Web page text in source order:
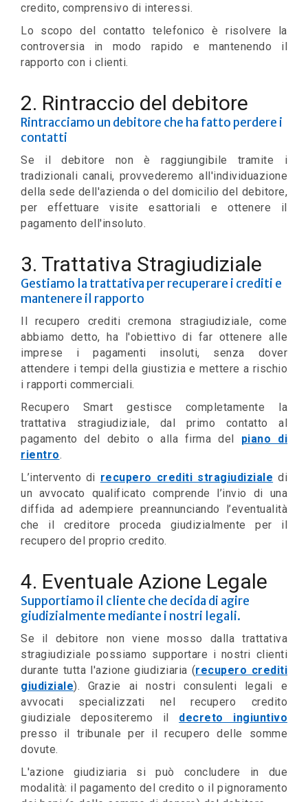
credito, comprensivo di interessi.
Lo scopo del contatto telefonico è risolvere la
controversia in modo rapido e mantenendo il
rapporto con i clienti.
2. Rintraccio del debitore
Rintracciamo un debitore che ha fatto perdere i
contatti
Se il debitore non è raggiungibile tramite i
tradizionali canali, provvederemo all'individuazione
della sede dell'azienda o del domicilio del debitore,
per effettuare visite esattoriali e ottenere il
pagamento dell'insoluto.
3. Trattativa Stragiudiziale
Gestiamo la trattativa per recuperare i crediti e
mantenere il rapporto
Il recupero crediti cremona stragiudiziale, come
abbiamo detto, ha l'obiettivo di far ottenere alle
imprese i pagamenti insoluti, senza dover
attendere i tempi della giustizia e mettere a rischio
i rapporti commerciali.
Recupero Smart gestisce completamente la
trattativa stragiudiziale, dal primo contatto al
pagamento del debito o alla firma del piano di
rientro.
L’intervento di recupero crediti stragiudiziale di
un avvocato qualificato comprende l’invio di una
diffida ad adempiere preannunciando l’eventualità
che il creditore proceda giudizialmente per il
recupero del proprio credito.
4. Eventuale Azione Legale
Supportiamo il cliente che decida di agire
giudizialmente mediante i nostri legali.
Se il debitore non viene mosso dalla trattativa
stragiudiziale possiamo supportare i nostri clienti
durante tutta l'azione giudiziaria (recupero crediti
giudiziale). Grazie ai nostri consulenti legali e
avvocati specializzati nel recupero credito
giudiziale depositeremo il decreto ingiuntivo
presso il tribunale per il recupero delle somme
dovute.
L'azione giudiziaria si può concludere in due
modalità: il pagamento del credito o il pignoramento